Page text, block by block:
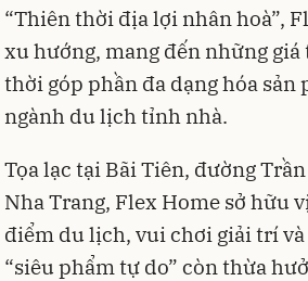
“Thiên thời địa lợi nhân hoà”,
xu hướng, mang đến những
thời góp phần đa dạng hóa
ngành du lịch tỉnh nhà.
Tọa lạc tại Bãi Tiên, đường
Nha Trang, Flex Home sở hữu
điểm du lịch, vui chơi giải trí
“siêu phẩm tự do” còn thừa